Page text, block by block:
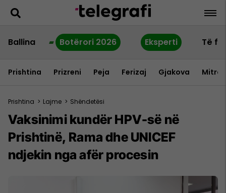
Ballina Botërori 2026 Eksperti Të
Prishtina Prizreni Peja Ferizaj Gjakova
Prishtina > Lajme > Shëndetësi
Vaksinimi kundër HPV-së në
Prishtinë, Rama dhe UNICEF
ndjekin nga afër procesin